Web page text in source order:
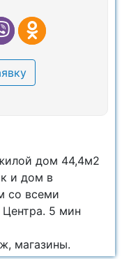
дом 44,4м2
и дом в
со всеми
5 мин
магазины.